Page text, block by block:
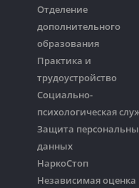
Отделение
дополнительного
образования
Практика и
трудоустройство
Социально-
психологическая
Защита
данных
НаркоСтоп
Независимая оценка